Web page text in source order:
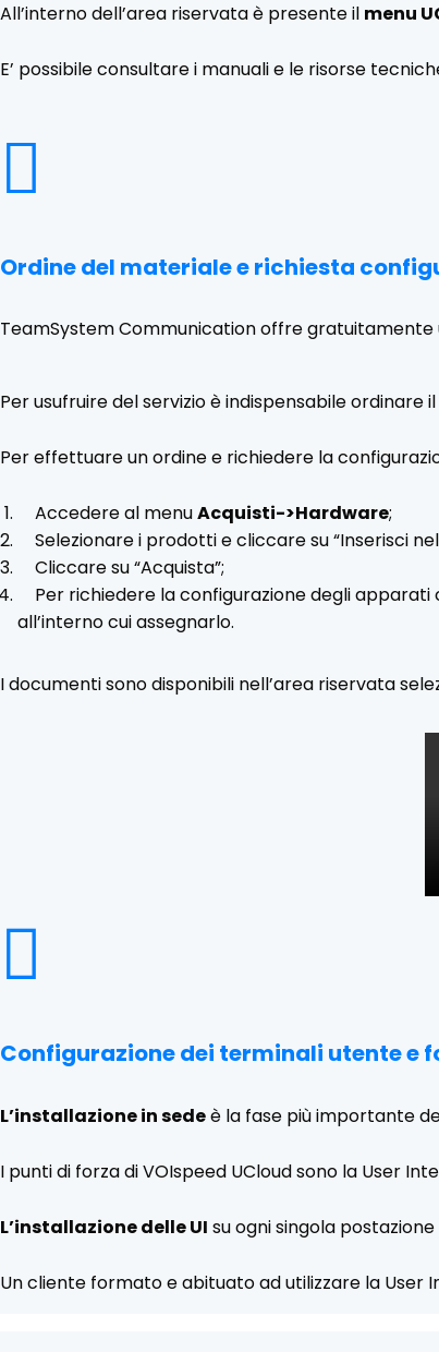
All’interno dell’area riservata è presente il menu
E’ possibile consultare i manuali e le risorse

Ordine del materiale e richiesta
TeamSystem Communication offre gratuitamente
Per usufruire del servizio è indispensabile
Per effettuare un ordine e richiedere la
Accedere al menuAcquisti->Hardware;
Selezionare i prodotti e cliccare su “Inserisci
Cliccare su “Acquista”;
Per richiedere la configurazione degli apparati
all’interno cui assegnarlo.
I documenti sono disponibili nell’area riservata

Configurazione dei terminali utente e
L’installazione in sedeè la fase più importante
I punti di forza di VOIspeed UCloud sono la User
L’installazione delle UI su ogni singola postazione
Un cliente formato e abituato ad utilizzare la